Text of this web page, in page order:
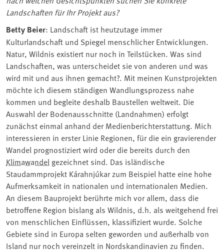
Landschaften für Ihr Projekt aus?
Betty Beier: Landschaft ist heutzutage immer
Kulturlandschaft und Spiegel menschlicher Entwicklungen.
Natur, Wildnis existiert nur noch in Teilstücken. Was sind
Landschaften, was unterscheidet sie von anderen und was
wird mit und aus ihnen gemacht?. Mit meinen Kunstprojekten
möchte ich diesem ständigen Wandlungsprozess nahe
kommen und begleite deshalb Baustellen weltweit. Die
Auswahl der Bodenausschnitte (Landnahmen) erfolgt
zunächst einmal anhand der Medienberichterstattung. Mich
interessieren in erster Linie Regionen, für die ein gravierender
Wandel prognostiziert wird oder die bereits durch den
Klimawandel gezeichnet sind. Das isländische
Staudammprojekt Kárahnjúkar zum Beispiel hatte eine hohe
Aufmerksamkeit in nationalen und internationalen Medien.
An diesem Bauprojekt berührte mich vor allem, dass die
betroffene Region bislang als Wildnis, d.h. als weitgehend frei
von menschlichen Einflüssen, klassifiziert wurde. Solche
Gebiete sind in Europa selten geworden und außerhalb von
Island nur noch vereinzelt in Nordskandinavien zu finden.